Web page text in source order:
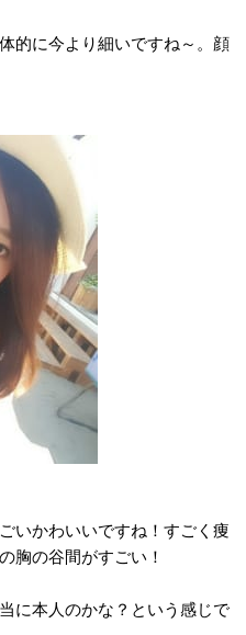
的に今より細いですね～。顔
いかわいいですね！すごく痩
胸の谷間がすごい！
に本人のかな？という感じで